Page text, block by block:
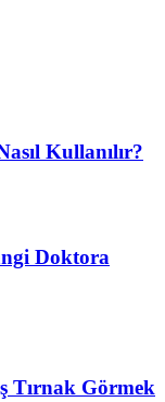
Kullanılır?
Doktora
Tırnak Görmek